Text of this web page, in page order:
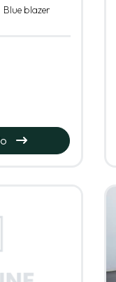
Blue blazer